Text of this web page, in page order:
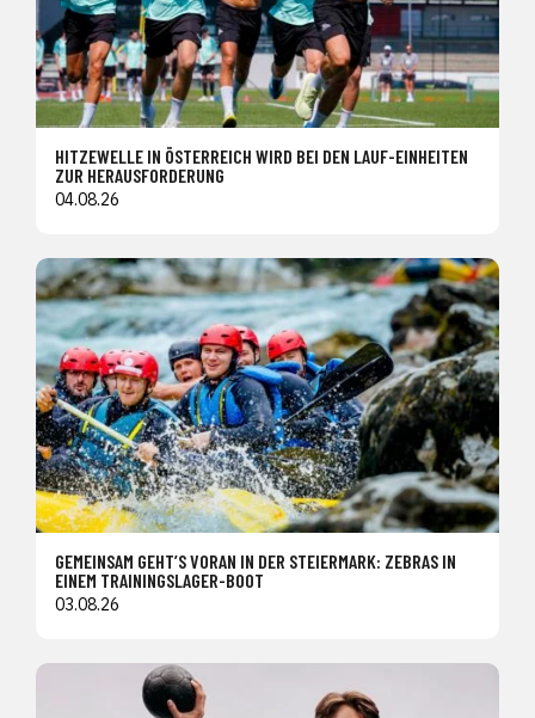
HITZEWELLE IN ÖSTERREICH WIRD BEI DEN LAUF-EINHEITEN
ZUR HERAUSFORDERUNG
04.08.26
GEMEINSAM GEHT’S VORAN IN DER STEIERMARK: ZEBRAS IN
EINEM TRAININGSLAGER-BOOT
03.08.26